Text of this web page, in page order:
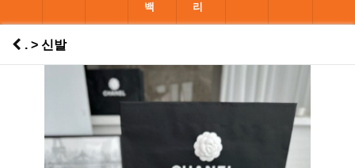
백
리
. > 신발